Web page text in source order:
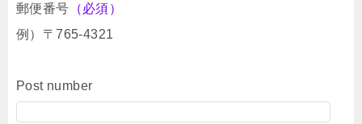
郵便番号 （必須）
例）〒765-4321
Post number